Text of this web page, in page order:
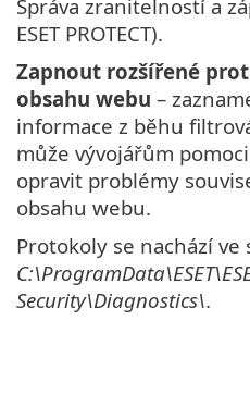
Správa zranitelností a
ESET PROTECT).
Zapnout rozšířené
obsahu webu –
informace z běhu
může vývojářům
opravit problémy
obsahu webu.
Protokoly se nachází ve
Security\Diagnostics\.